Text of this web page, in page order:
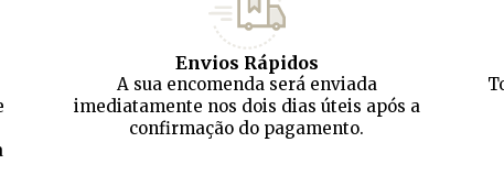
Envios Rápidos
A sua encomenda será enviada
imediatamente nos dois dias úteis após a
confirmação do pagamento.